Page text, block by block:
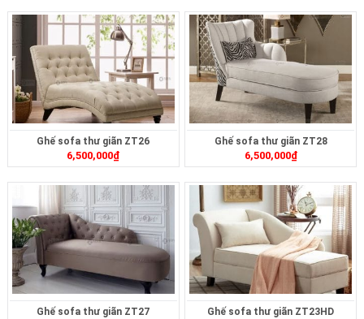
Ghế sofa thư giãn ZT26
6,500,000₫
Ghế sofa thư giãn ZT28
6,500,000₫
Ghế sofa thư giãn ZT27 Ghế sofa thư giãn ZT23HD